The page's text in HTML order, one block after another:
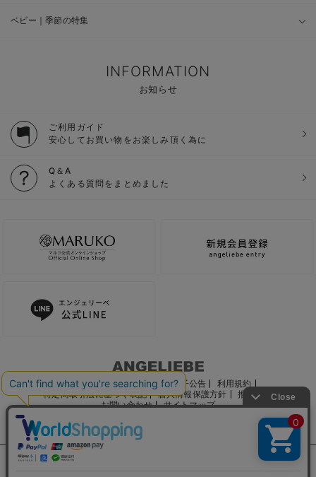
ベビー｜季節の特集
INFORMATION
お知らせ
ご利用ガイド
安心してお買い物をお楽しみ頂く為に
Q＆A
よくある質問をまとめました
ご利用ガイド 会社概要 電子公告
利用規約
特定商取引法に基づく表記
個人情報保護方針
推奨環境
お問い合わせ
サイトマップ
サイト内の文章、画像などの著作物はマルコ株式会社に属します。